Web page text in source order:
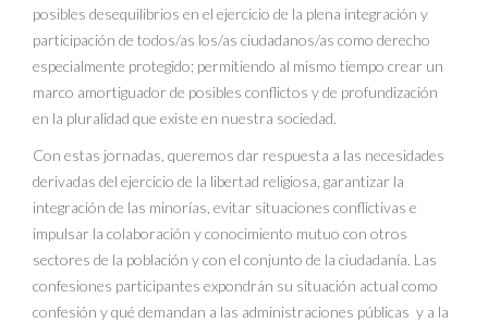
posibles desequilibrios en el ejercicio de la plena integración y
participación de todos/as los/as ciudadanos/as como derecho
especialmente protegido; permitiendo al mismo tiempo crear un
marco amortiguador de posibles conflictos y de profundización
en la pluralidad que existe en nuestra sociedad.
Con estas jornadas, queremos dar respuesta a las necesidades
derivadas del ejercicio de la libertad religiosa, garantizar la
integración de las minorías, evitar situaciones conflictivas e
impulsar la colaboración y conocimiento mutuo con otros
sectores de la población y con el conjunto de la ciudadanía. Las
confesiones participantes expondrán su situación actual como
confesión y qué demandan a las administraciones públicas y a la